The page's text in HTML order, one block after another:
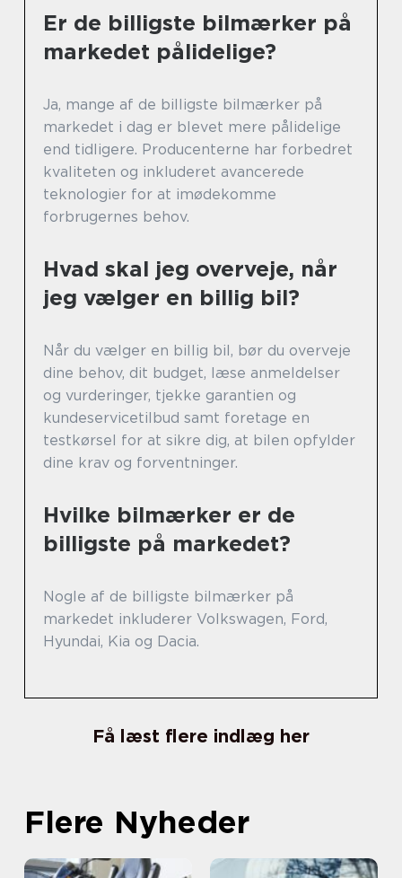
Er de billigste bilmærker på
markedet pålidelige?
Ja, mange af de billigste bilmærker på
markedet i dag er blevet mere pålidelige
end tidligere. Producenterne har forbedret
kvaliteten og inkluderet avancerede
teknologier for at imødekomme
forbrugernes behov.
Hvad skal jeg overveje, når
jeg vælger en billig bil?
Når du vælger en billig bil, bør du overveje
dine behov, dit budget, læse anmeldelser
og vurderinger, tjekke garantien og
kundeservicetilbud samt foretage en
testkørsel for at sikre dig, at bilen opfylder
dine krav og forventninger.
Hvilke bilmærker er de
billigste på markedet?
Nogle af de billigste bilmærker på
markedet inkluderer Volkswagen, Ford,
Hyundai, Kia og Dacia.
Få læst flere indlæg her
Flere Nyheder